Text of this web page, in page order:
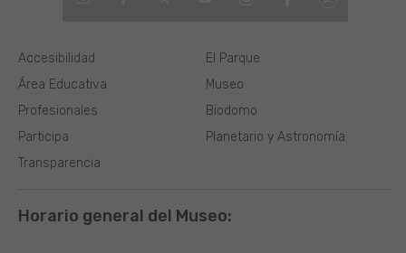
El Parque
Museo
Biodomo
Planetario y Astronomía
Área Educativa
Profesionales
Participa
Transparencia
Accesibilidad
Horario general del Museo: